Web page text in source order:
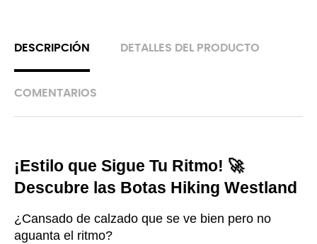
DESCRIPCIÓN DETALLES DEL PRODUCTO
COMENTARIOS
¡Estilo que Sigue Tu Ritmo! 🚀
Descubre las Botas Hiking Westland
¿Cansado de calzado que se ve bien pero no
aguanta el ritmo?